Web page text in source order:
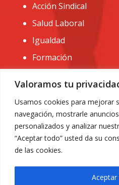
Valoramos tu
Usamos cookies para mejorar
navegación, mostrarle
personalizados y analizar
“Aceptar todo” usted da su
de las cookies.
Acción Sindical
Salud Laboral
Igualdad
Formación
CONTACTO:
968 25 01 20
C/ Huerto de las